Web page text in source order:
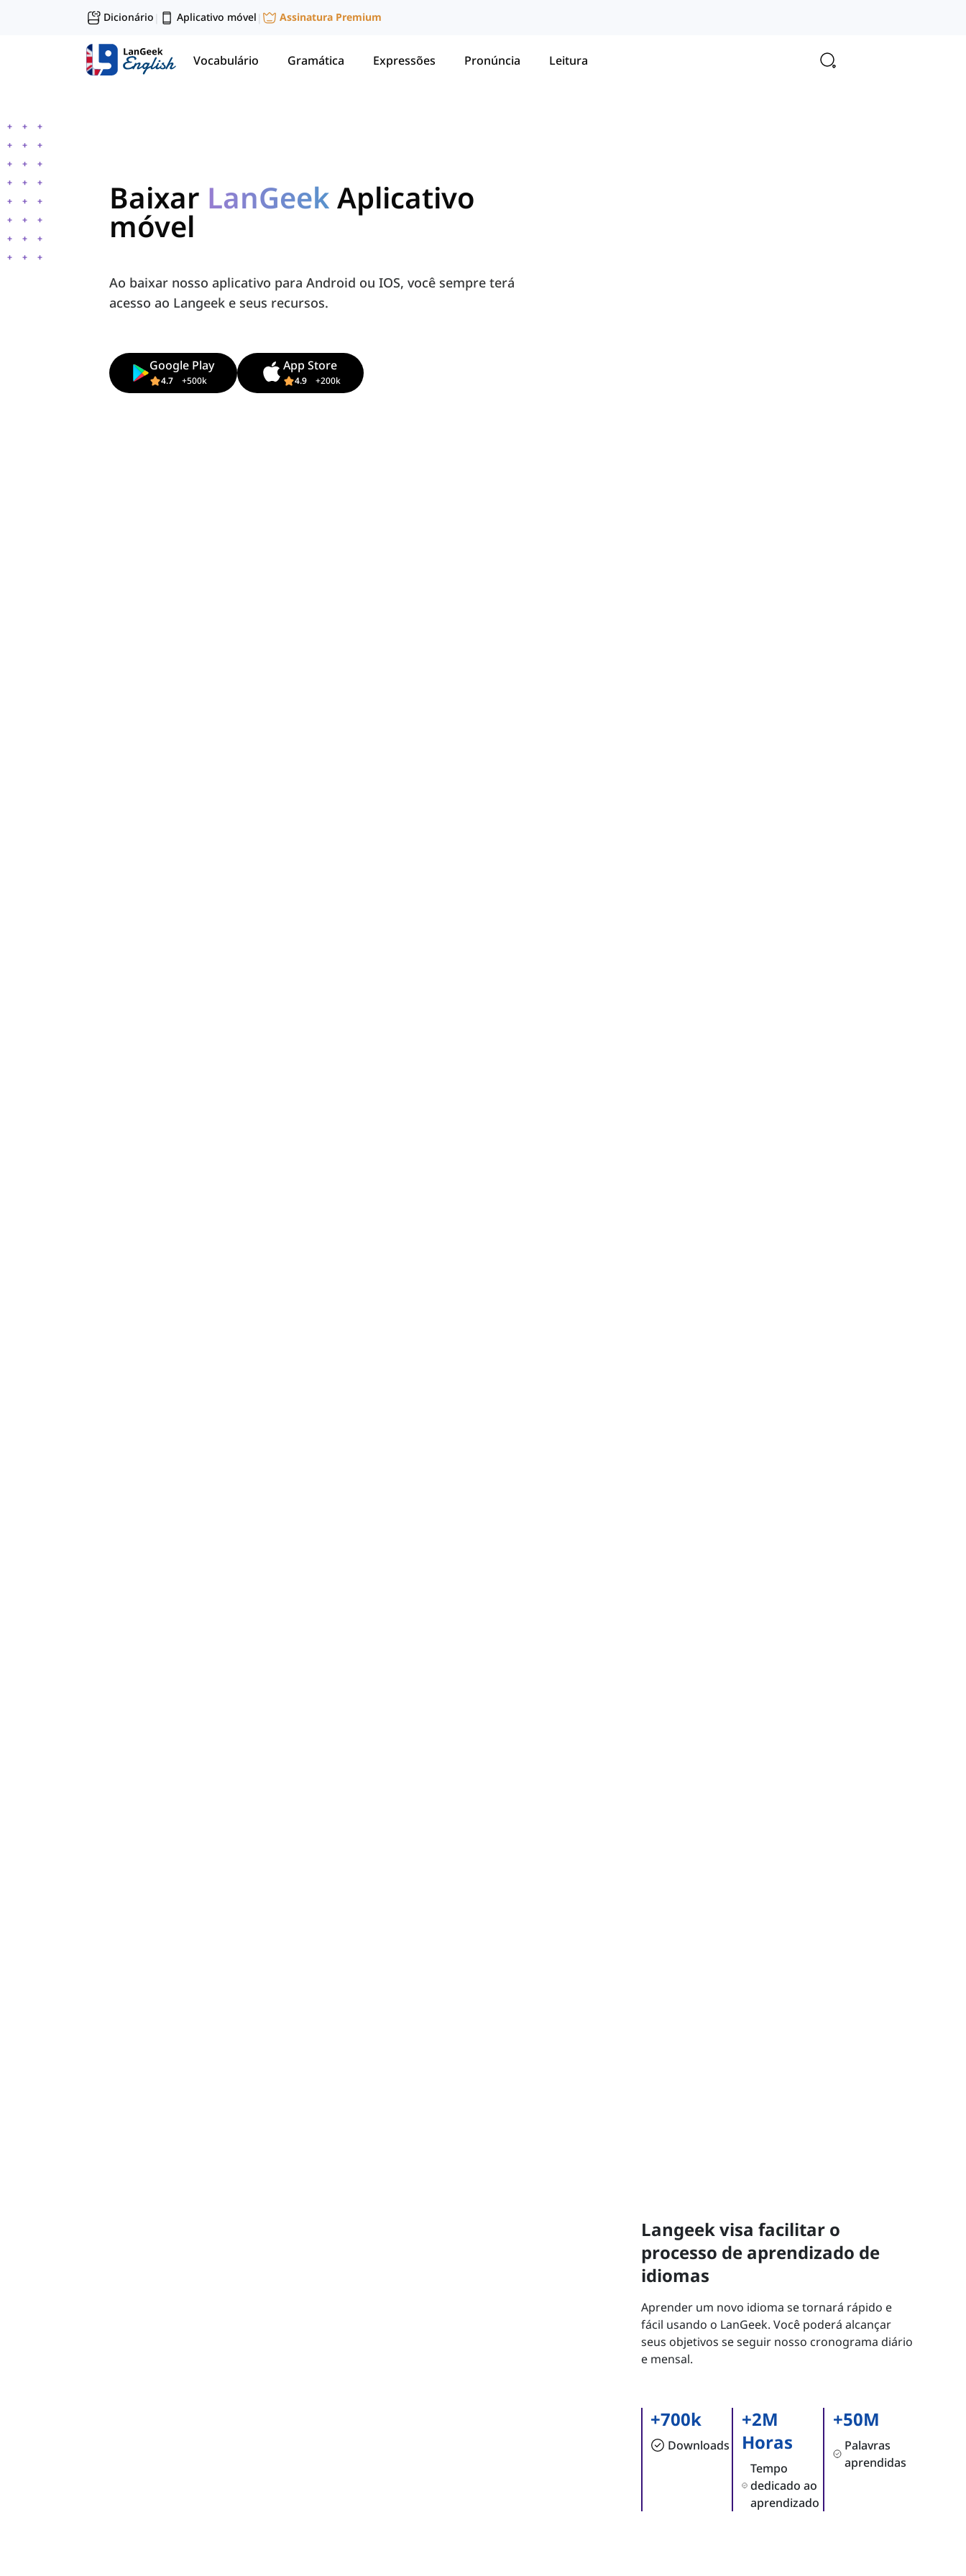
Dicionário | Aplicativo móvel | Assinatura Premium
Vocabulário Gramática Expressões Pronúncia Leitura
Baixar LanGeek Aplicativo
móvel
Ao baixar nosso aplicativo para Android ou IOS, você sempre terá
acesso ao Langeek e seus recursos.
Google Play
4.7 +500k
App Store
4.9 +200k
Langeek visa facilitar o
processo de aprendizado de
idiomas
Aprender um novo idioma se tornará rápido e
fácil usando o LanGeek. Você poderá alcançar
seus objetivos se seguir nosso cronograma diário
e mensal.
+700k
Downloads
+2M
Horas
Tempo
dedicado ao
aprendizado
+50M
Palavras
aprendidas